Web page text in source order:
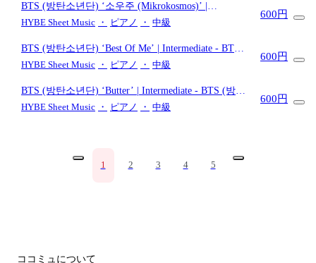
BTS (방탄소년단) ‘소우주 (Mikrokosmos)’ |
Intermediate- BTS (방탄소년단)
HYBE Sheet Music ・ ピアノ ・ 中級
600円
BTS (방탄소년단) ‘Best Of Me’ | Intermediate - BTS
(방탄소년단)
HYBE Sheet Music ・ ピアノ ・ 中級
600円
BTS (방탄소년단) ‘Butter’ | Intermediate - BTS (방탄
소년단)
HYBE Sheet Music ・ ピアノ ・ 中級
600円
1 2 3 4 5
ココミュについて